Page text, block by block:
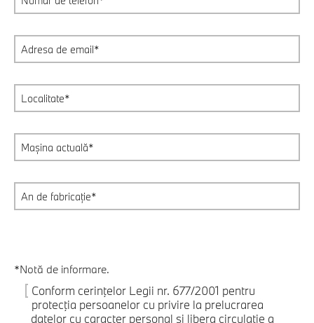
*Notă de informare.
Conform cerinţelor Legii nr. 677/2001 pentru
protecţia persoanelor cu privire la prelucrarea
datelor cu caracter personal şi libera circulaţie a